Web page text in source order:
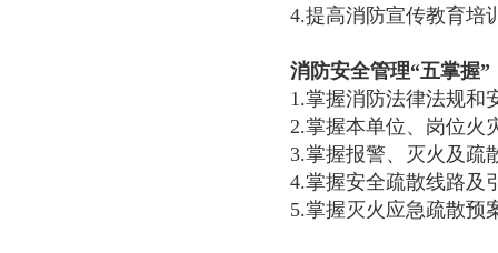
4.提高消防宣传教育培
消防安全管理“五掌握”
1.掌握消防法律法规和
2.掌握本单位、岗位火
3.掌握报警、灭火及疏
4.掌握安全疏散线路及
5.掌握灭火应急疏散预